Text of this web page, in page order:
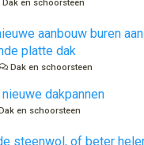
Dak en schoorsteen
aanbouw buren
platte dak
Dak en schoorsteen
dakpannen
en schoorsteen
steenwol, of beter